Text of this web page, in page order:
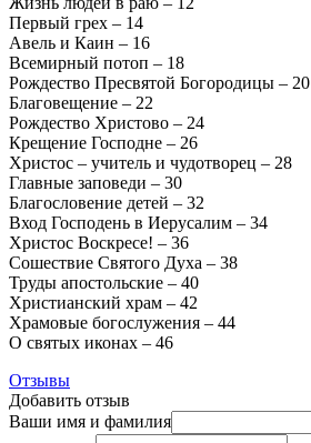
Первый грех – 14
Авель и Каин – 16
Всемирный потоп – 18
Рождество Пресвятой Богородицы – 20
Благовещение – 22
Рождество Христово – 24
Крещение Господне – 26
Христос – учитель и чудотворец – 28
Главные заповеди – 30
Благословение детей – 32
Вход Господень в Иерусалим – 34
Христос Воскресе! – 36
Сошествие Святого Духа – 38
Труды апостольские – 40
Христианский храм – 42
Храмовые богослужения – 44
О святых иконах – 46
Отзывы
Добавить отзыв
Ваши имя и фамилия